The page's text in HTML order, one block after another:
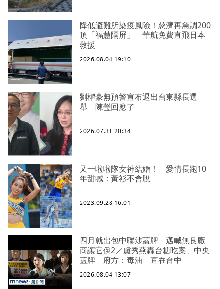
降低避難所染疫風險！慈濟再急調200
頂「福慧隔屏」 華航免費直飛日本
救援
2026.08.04 19:10
劉櫂豪無預警宣布退出台東縣長選
舉 陳瑩回應了
2026.07.31 20:34
又一啦啦隊女神結婚！ 愛情長跑10
年甜喊：黃衫不會脫
2023.09.28 16:01
四月就出包中聯涉蓋牌 邁喊無良廠
商讓它倒2／盧秀燕轟台糖吃案、中央
蓋牌 府方：毒油一直在台中
2026.08.04 13:07